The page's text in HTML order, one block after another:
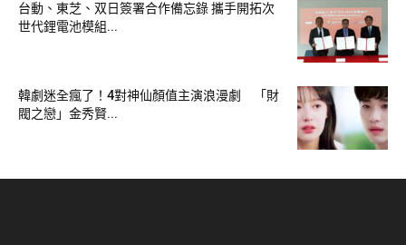
台動、東芝、双日簽署合作備忘錄 攜手開拓次
世代鋰電池模組...
韓劇迷全瘋了！4對神仙顏值主演浪漫劇 「財
閥之戀」金秀賢...